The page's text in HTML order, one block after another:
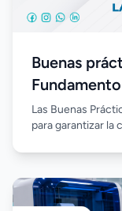
Buenas
Las Buenas
para garantizar la
estandarizar
beneficio de los